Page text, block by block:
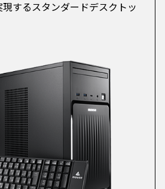
するスタンダードデスクトッ